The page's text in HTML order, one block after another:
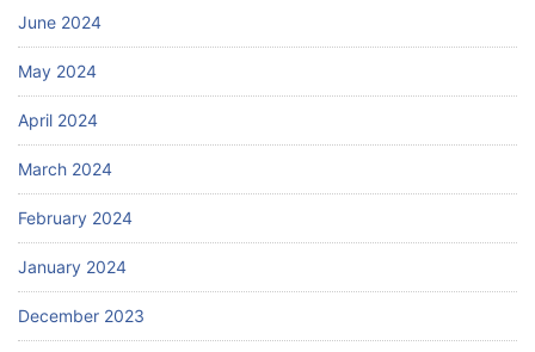
June 2024
May 2024
April 2024
March 2024
February 2024
January 2024
December 2023